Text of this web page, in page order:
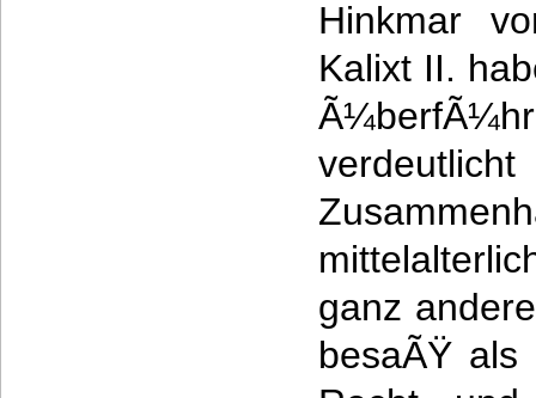
Hinkmar
Kalixt II.
ganz
besaÃŸ